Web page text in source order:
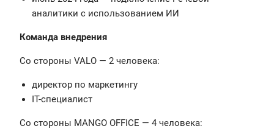
аналитики с использованием ИИ
Команда внедрения
Со стороны VALO — 2 человека:
директор по маркетингу
IT-специалист
Со стороны MANGO OFFICE — 4 человека: